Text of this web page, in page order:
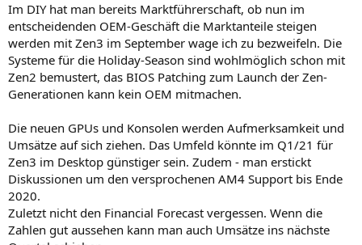
Im DIY hat man bereits Marktführerschaft, ob nun im
entscheidenden OEM-Geschäft die Marktanteile steigen
werden mit Zen3 im September wage ich zu bezweifeln. Die
Systeme für die Holiday-Season sind wohlmöglich schon mit
Zen2 bemustert, das BIOS Patching zum Launch der Zen-
Generationen kann kein OEM mitmachen.
Die neuen GPUs und Konsolen werden Aufmerksamkeit und
Umsätze auf sich ziehen. Das Umfeld könnte im Q1/21 für
Zen3 im Desktop günstiger sein. Zudem - man erstickt
Diskussionen um den versprochenen AM4 Support bis Ende
2020.
Zuletzt nicht den Financial Forecast vergessen. Wenn die
Zahlen gut aussehen kann man auch Umsätze ins nächste